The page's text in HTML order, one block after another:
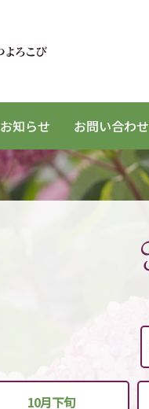
お知らせ お問い合わせ
10月下旬